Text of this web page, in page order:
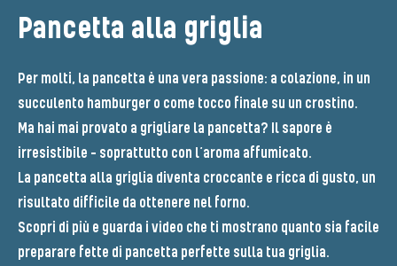
Pancetta alla griglia​
Per molti, la pancetta è una vera passione: a colazione, in un
succulento hamburger o come tocco finale su un crostino.
Ma hai mai provato a grigliare la pancetta? Il sapore è
irresistibile – soprattutto con l’aroma affumicato.
La pancetta alla griglia diventa croccante e ricca di gusto, un
risultato difficile da ottenere nel forno.
Scopri di più e guarda i video che ti mostrano quanto sia facile
preparare fette di pancetta perfette sulla tua griglia.